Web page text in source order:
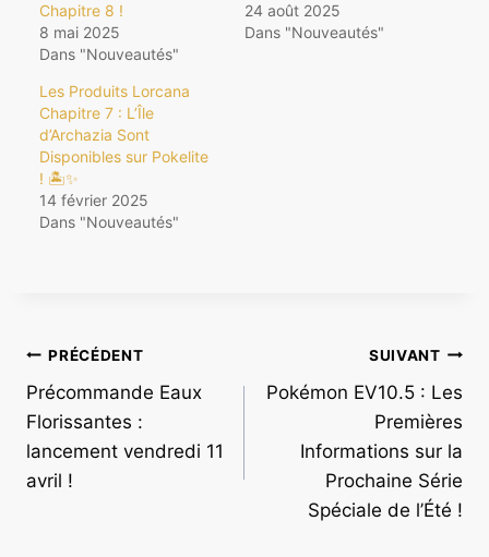
Chapitre 8 !
8 mai 2025
Dans "Nouveautés"
24 août 2025
Dans "Nouveautés"
Les Produits Lorcana
Chapitre 7 : L’Île
d’Archazia Sont
Disponibles sur Pokelite
! 🏝️✨
14 février 2025
Dans "Nouveautés"
Navigation
de
l’article
PRÉCÉDENT
Précommande Eaux
Florissantes :
lancement vendredi 11
avril !
SUIVANT
Pokémon EV10.5 : Les
Premières
Informations sur la
Prochaine Série
Spéciale de l’Été !